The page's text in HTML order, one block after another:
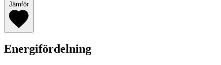
Jämför
Energifördelning